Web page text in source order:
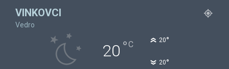
VINKOVCI
Vedro
20 °C 20°
20°